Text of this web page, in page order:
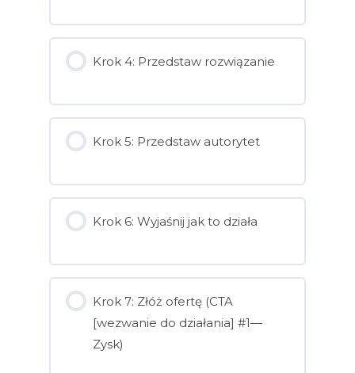
Krok 4: Przedstaw rozwiązanie
Krok 5: Przedstaw autorytet
Krok 6: Wyjaśnij jak to działa
Krok 7: Złóż ofertę (CTA
[wezwanie do działania] #1—
Zysk)